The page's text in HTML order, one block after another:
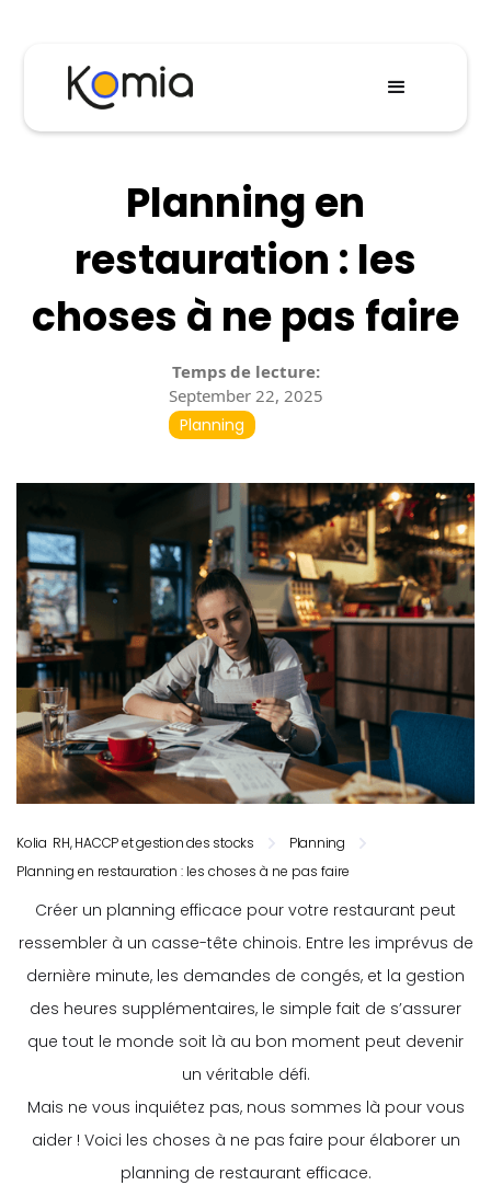
Planning en
restauration : les
choses à ne pas faire
Temps de lecture:
September 22, 2025
Planning
Kolia RH, HACCP et gestion des stocks
Planning
Planning en restauration : les choses à ne pas faire
Créer un planning efficace pour votre restaurant peut
ressembler à un casse-tête chinois. Entre les imprévus de
dernière minute, les demandes de congés, et la gestion
des heures supplémentaires, le simple fait de s’assurer
que tout le monde soit là au bon moment peut devenir
un véritable défi.
Mais ne vous inquiétez pas, nous sommes là pour vous
aider ! Voici les choses à ne pas faire pour élaborer un
planning de restaurant efficace.